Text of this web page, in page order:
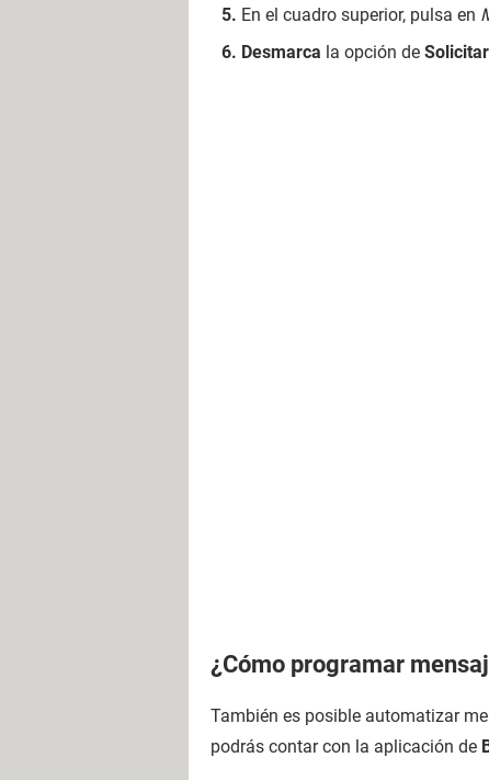
En el cuadro superior, pulsa en
Desmarca la opción de
¿Cómo programar
También es posible automatizar
podrás contar con la aplicación de